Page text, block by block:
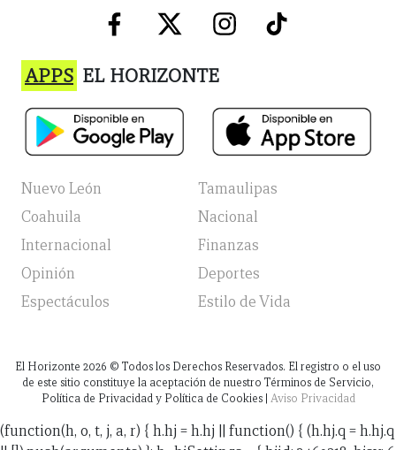
APPS EL HORIZONTE
Nuevo León
Tamaulipas
Coahuila
Nacional
Internacional
Finanzas
Opinión
Deportes
Espectáculos
Estilo de Vida
El Horizonte 2026 © Todos los Derechos Reservados. El registro o el uso
de este sitio constituye la aceptación de nuestro Términos de Servicio,
Política de Privacidad y Política de Cookies | Aviso Privacidad
(function(h, o, t, j, a, r) { h.hj = h.hj || function() { (h.hj.q = h.hj.q